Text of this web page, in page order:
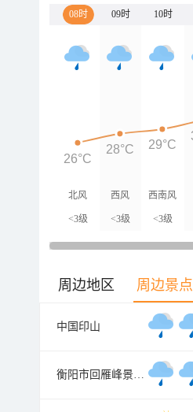
08时 09时 10时
北风
<3级
西风
<3级
西南风
<3级
26°C
28°C 29°C
周边地区 周边景点
中国印山
衡阳市回雁峰景区南门